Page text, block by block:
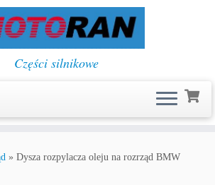
Części silnikowe
» Dysza rozpylacza oleju na rozrząd BMW